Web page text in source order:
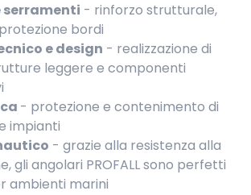
serramenti - rinforzo strutturale,
bordi
e design - realizzazione di
leggere e componenti
- protezione e contenimento di
impianti
- grazie alla resistenza alla
gli angolari PROFALL sono perfetti
ambienti marini